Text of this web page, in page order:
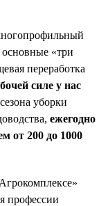
«три
переработка
силе у нас
уборки
ежегодно
от 200 до 1000
профессии